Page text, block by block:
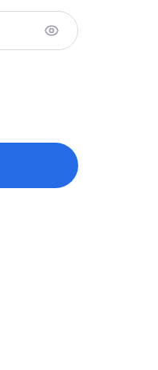
Biên
tiền mới đến khắp nơi